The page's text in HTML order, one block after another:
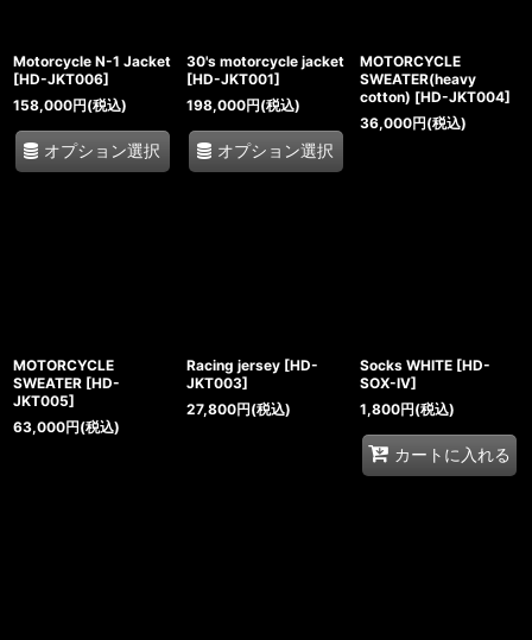
Motorcycle N-1 Jacket
[HD-JKT006]
158,000円(税込)
オプション選択
30's motorcycle jacket
[HD-JKT001]
198,000円(税込)
オプション選択
MOTORCYCLE
SWEATER(heavy
cotton) [HD-JKT004]
36,000円(税込)
MOTORCYCLE
SWEATER [HD-
JKT005]
63,000円(税込)
Racing jersey [HD-
JKT003]
27,800円(税込)
Socks WHITE [HD-
SOX-IV]
1,800円(税込)
カートに入れる